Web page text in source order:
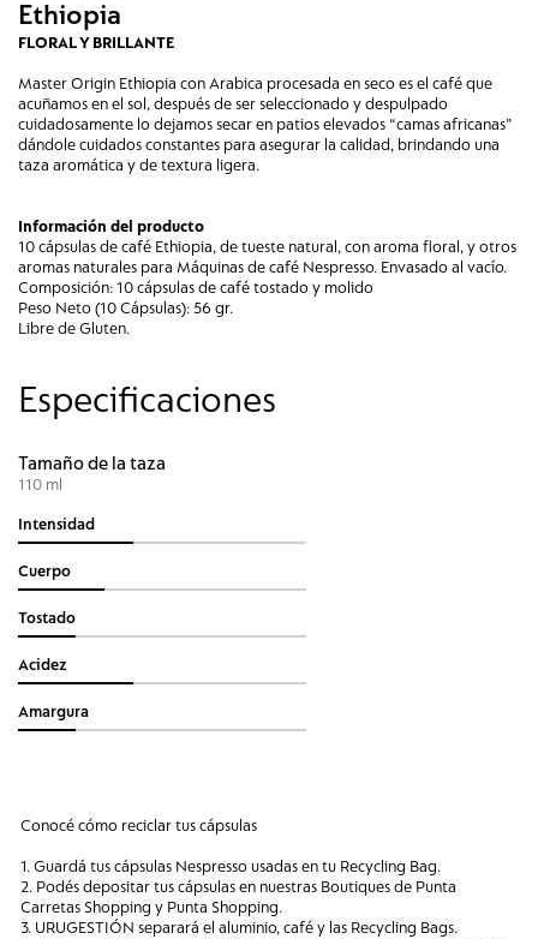
Ethiopia
FLORAL Y BRILLANTE
Master Origin Ethiopia con Arabica procesada en seco es el café que
acuñamos en el sol, después de ser seleccionado y despulpado
cuidadosamente lo dejamos secar en patios elevados “camas africanas”
dándole cuidados constantes para asegurar la calidad, brindando una
taza aromática y de textura ligera.
Información del producto
10 cápsulas de café Ethiopia, de tueste natural, con aroma floral, y otros
aromas naturales para Máquinas de café Nespresso. Envasado al vacío.
Composición: 10 cápsulas de café tostado y molido
Peso Neto (10 Cápsulas): 56 gr.
Libre de Gluten.
Especificaciones
Tamaño de la taza
110 ml
Intensidad
Cuerpo
Tostado
Acidez
Amargura
Conocé cómo reciclar tus cápsulas
1. Guardá tus cápsulas Nespresso usadas en tu Recycling Bag.
2. Podés depositar tus cápsulas en nuestras Boutiques de Punta
Carretas Shopping y Punta Shopping.
3. URUGESTIÓN separará el aluminio, café y las Recycling Bags.